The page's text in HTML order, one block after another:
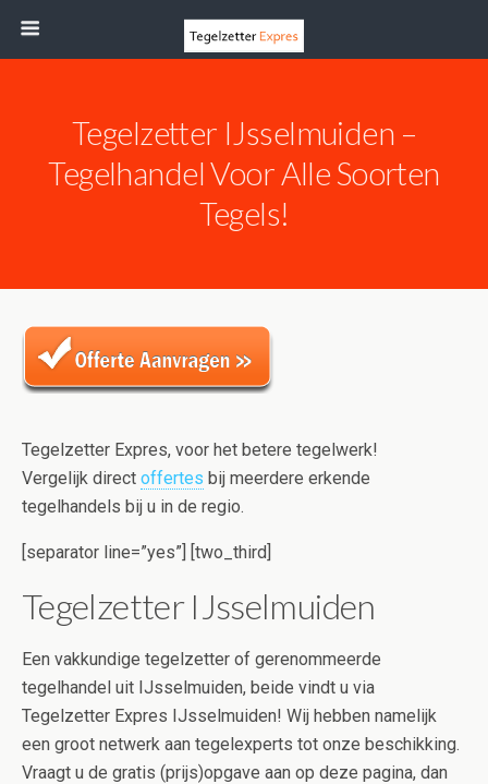
Tegelzetter IJsselmuiden –
Tegelhandel Voor Alle Soorten
Tegels!
Tegelzetter Expres, voor het betere tegelwerk!
Vergelijk direct offertes bij meerdere erkende
tegelhandels bij u in de regio.
[separator line=”yes”] [two_third]
Tegelzetter IJsselmuiden
Een vakkundige tegelzetter of gerenommeerde
tegelhandel uit IJsselmuiden, beide vindt u via
Tegelzetter Expres IJsselmuiden! Wij hebben namelijk
een groot netwerk aan tegelexperts tot onze beschikking.
Vraagt u de gratis (prijs)opgave aan op deze pagina, dan